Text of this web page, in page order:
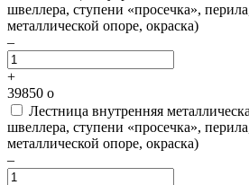
швеллера, ступени «просечка»,
металлической опоре, окраска)
–
+
39850 o
Лестница внутренняя
швеллера, ступени «просечка»,
металлической опоре, окраска)
–